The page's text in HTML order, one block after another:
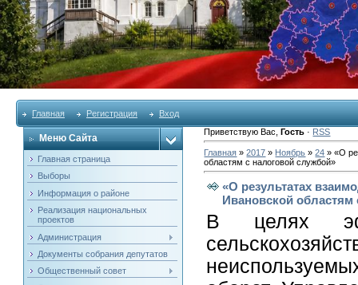
Главная Регистрация Вход
Меню Сайта
Главная страница
Выборы
Информация о районе
Реализация национальных
проектов
Администрация
Документы собрания депутатов
Общественный совет
Приветствую Вас ,Гость · RSS
Главная »2017 » Ноябрь » 24 » «О
областям с налоговой службой»
«О результатах
Ивановской областям
В целях